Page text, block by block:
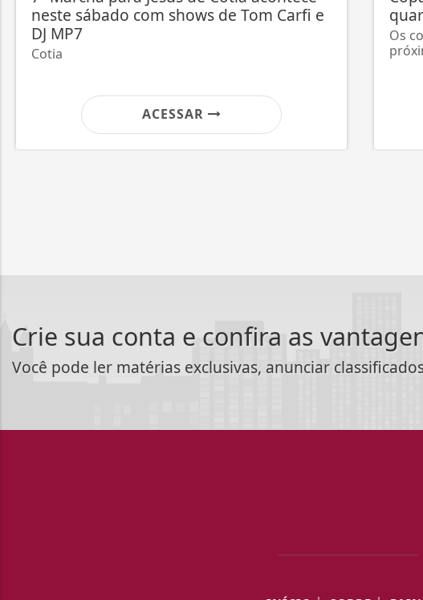
com shows de Tom Carfi e
ACESSAR
quartas; veja
Os confrontos serão
Crie sua conta e confira as
Você pode ler matérias exclusivas, anunciar